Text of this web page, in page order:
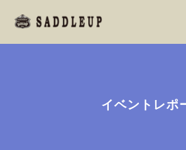
イベントレポ